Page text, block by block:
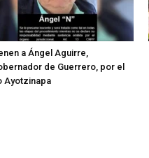
a Ángel Aguirre,
de Guerrero, por el
Ayotzinapa